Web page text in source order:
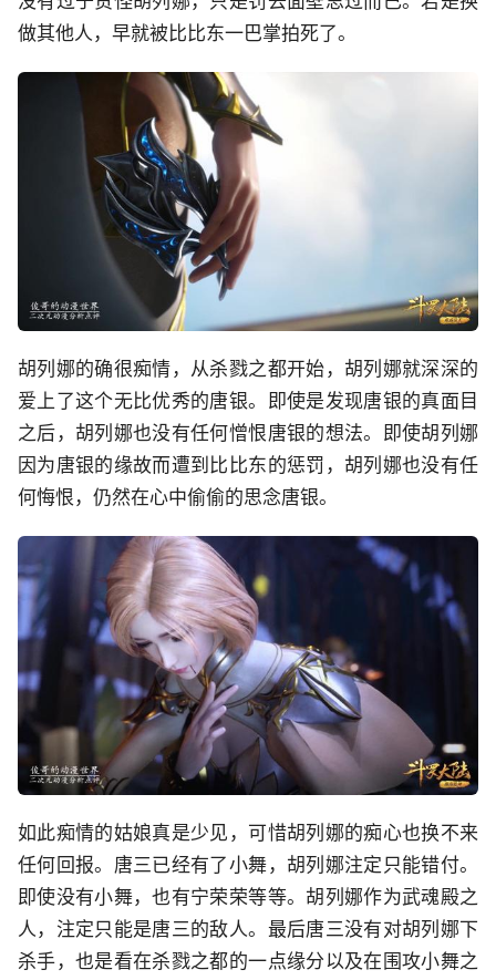
做其他人，早就被比比东一巴掌拍死了。
胡列娜的确很痴情，从杀戮之都开始，胡列娜就深深的
爱上了这个无比优秀的唐银。即使是发现唐银的真面目
之后，胡列娜也没有任何憎恨唐银的想法。即使胡列娜
因为唐银的缘故而遭到比比东的惩罚，胡列娜也没有任
何悔恨，仍然在心中偷偷的思念唐银。
如此痴情的姑娘真是少见，可惜胡列娜的痴心也换不来
任何回报。唐三已经有了小舞，胡列娜注定只能错付。
即使没有小舞，也有宁荣荣等等。胡列娜作为武魂殿之
人，注定只能是唐三的敌人。最后唐三没有对胡列娜下
杀手，也是看在杀戮之都的一点缘分以及在围攻小舞之